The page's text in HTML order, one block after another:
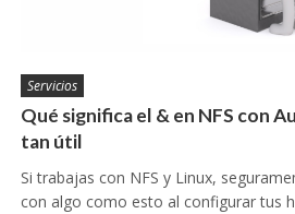
Servicios
Qué significa el & en NFS con
tan útil
Si trabajas con NFS y Linux,
con algo como esto al configurar tus